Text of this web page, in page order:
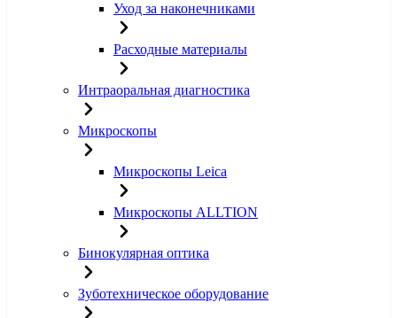
Уход за наконечниками
Расходные материалы
Интраоральная диагностика
Микроскопы
Микроскопы Leica
Микроскопы ALLTION
Бинокулярная оптика
Зуботехническое оборудование